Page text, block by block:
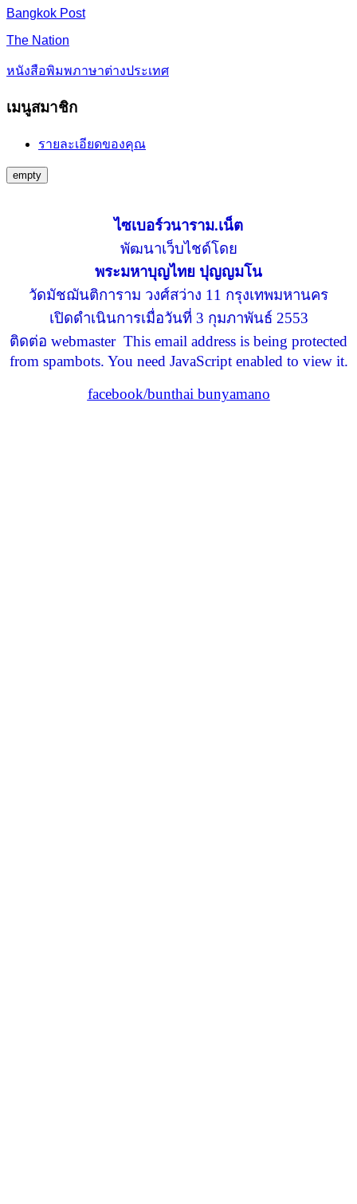
Bangkok Post
The Nation
หนังสือพิมพภาษาต่างประเทศ
เมนูสมาชิก
รายละเอียดของคุณ
empty
ไซเบอร์วนาราม.เน็ต
พัฒนาเว็บไชด์โดย
พระมหาบุญไทย ปุญญมโน
วัดมัชฌันติการาม วงศ์สว่าง 11 กรุงเทพมหานคร
เปิดดำเนินการเมื่อวันที่ 3 กุมภาพันธ์ 2553
ติดต่อ webmaster This email address is being protected
from spambots. You need JavaScript enabled to view it.
facebook/bunthai bunyamano